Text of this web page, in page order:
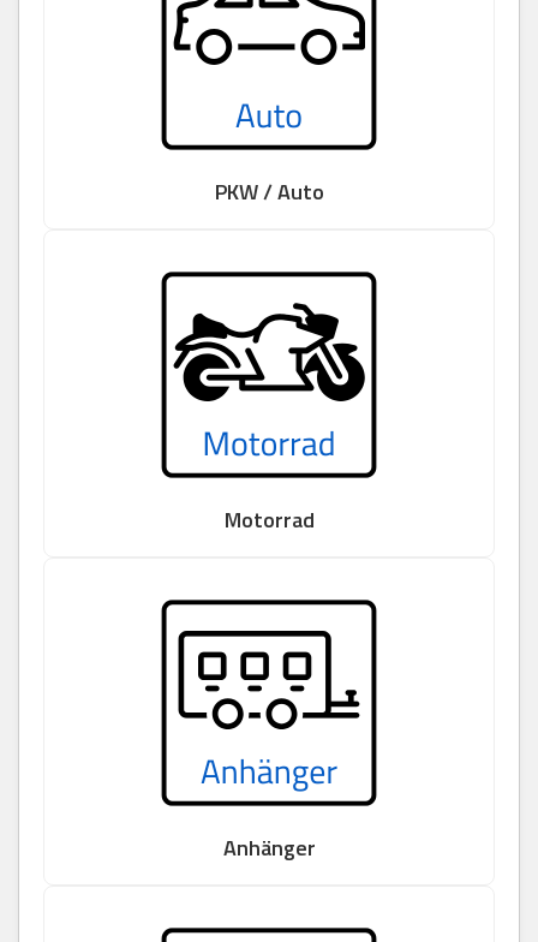
PKW / Auto
Motorrad
Anhänger